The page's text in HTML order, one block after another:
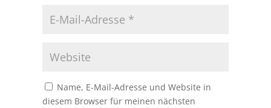
Name, E-Mail-Adresse und Website in
diesem Browser für meinen nächsten